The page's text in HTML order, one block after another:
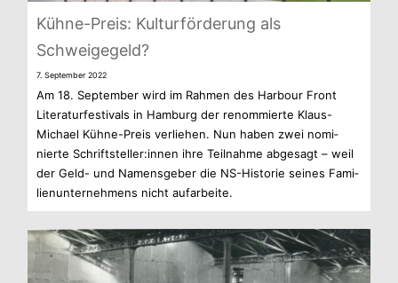
Kühne-Preis: Kul­tur­för­de­rung als
Schweigegeld?
7. Sep­tem­ber 2022
Am 18. Sep­tem­ber wird im Rah­men des Har­bour Front
Lite­ra­tur­fes­ti­vals in Ham­burg der renom­mierte Klaus-
Michael Kühne-Preis ver­lie­hen. Nun haben zwei nomi­
nierte Schriftsteller:innen ihre Teil­nahme abge­sagt – weil
der Geld- und Namens­ge­ber die NS-Historie sei­nes Fami­
li­en­un­ter­neh­mens nicht aufarbeite.